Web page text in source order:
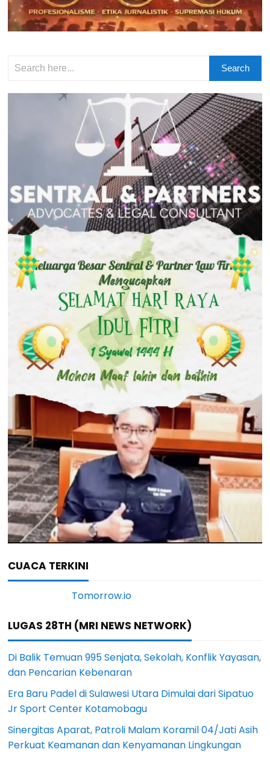
CUACA TERKINI
LUGAS 28TH (MRI NEWS NETWORK)
Di Balik Temuan 995 Senjata, Sekolah, Konflik Yayasan,
dan Pencarian Kebenaran
Era Baru Padel di Sulawesi Utara Dimulai dari Sipatuo
Jr Sport Center Kotamobagu
Sinergitas Aparat, Patroli Malam Koramil 04/Jati Asih
Perkuat Keamanan dan Kenyamanan Lingkungan